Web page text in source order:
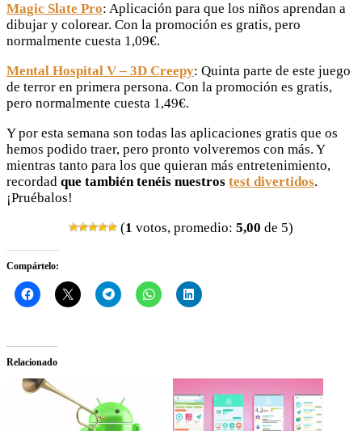
Magic Slate Pro: Aplicación para que los niños aprendan a
dibujar y colorear. Con la promoción es gratis, pero
normalmente cuesta 1,09€.
Mental Hospital V – 3D Creepy: Quinta parte de este juego
de terror en primera persona. Con la promoción es gratis,
pero normalmente cuesta 1,49€.
Y por esta semana son todas las aplicaciones gratis que os
hemos podido traer, pero pronto volveremos con más. Y
mientras tanto para los que quieran más entretenimiento,
recordad que también tenéis nuestros test divertidos.
¡Pruébalos!
(1 votos, promedio: 5,00 de 5)
Compártelo:
Relacionado